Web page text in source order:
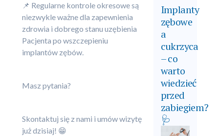
📌 Regularne kontrole okresowe są
niezwykle ważne dla zapewnienia
zdrowia i dobrego stanu uzębienia
Pacjenta po wszczepieniu
implantów zębów.
Masz pytania?
Skontaktuj się z nami i umów wizytę
już dzisiaj! 😁
Implanty
zębowe
a
cukrzyca
– co
warto
wiedzieć
przed
zabiegiem?
🩺